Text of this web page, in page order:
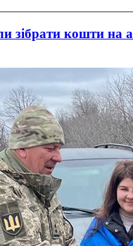
зібрати кошти на